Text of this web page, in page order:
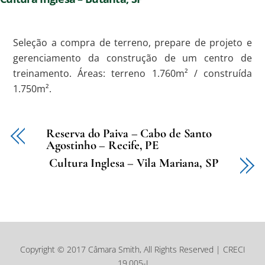
Seleção a compra de terreno, prepare de projeto e
gerenciamento da construção de um centro de
treinamento. Áreas: terreno 1.760m² / construída
1.750m².
Reserva do Paiva – Cabo de Santo
Agostinho – Recife, PE
Cultura Inglesa – Vila Mariana, SP
Copyright © 2017 Câmara Smith, All Rights Reserved | CRECI